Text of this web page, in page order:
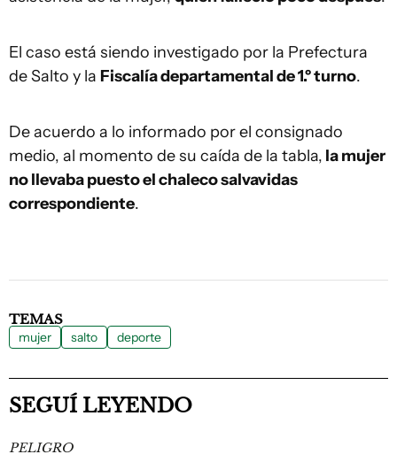
El caso está siendo investigado por la Prefectura
de Salto y la Fiscalía departamental de 1.º turno.
De acuerdo a lo informado por el consignado
medio, al momento de su caída de la tabla, la mujer
no llevaba puesto el chaleco salvavidas
correspondiente.
TEMAS
mujer salto deporte
SEGUÍ LEYENDO
PELIGRO